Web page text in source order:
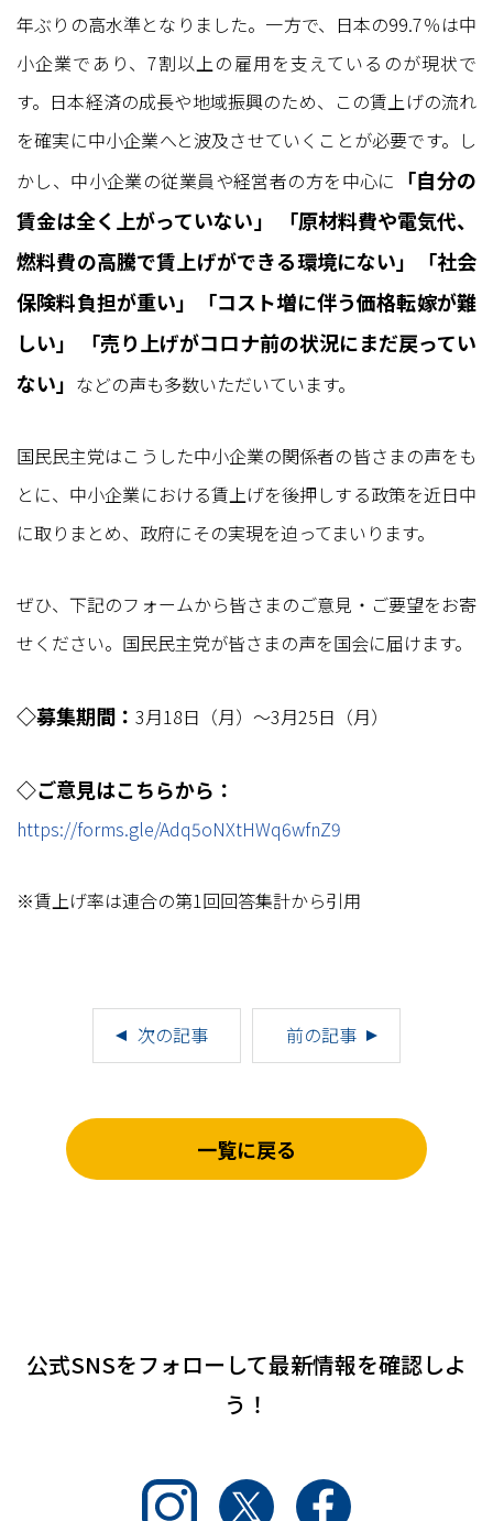
年ぶりの高水準となりました。一方で、日本の99.7％は中
小企業であり、7割以上の雇用を支えているのが現状で
す。日本経済の成長や地域振興のため、この賃上げの流れ
を確実に中小企業へと波及させていくことが必要です。し
かし、中小企業の従業員や経営者の方を中心に 「自分の
賃金は全く上がっていない」 「原材料費や電気代、
燃料費の高騰で賃上げができる環境にない」「社会
保険料負担が重い」「コスト増に伴う価格転嫁が難
しい」 「売り上げがコロナ前の状況にまだ戻ってい
ない」 などの声も多数いただいています。
国民民主党はこうした中小企業の関係者の皆さまの声をも
とに、中小企業における賃上げを後押しする政策を近日中
に取りまとめ、政府にその実現を迫ってまいります。
ぜひ、下記のフォームから皆さまのご意見・ご要望をお寄
せください。国民民主党が皆さまの声を国会に届けます。
◇募集期間： 3月18日（月）～3月25日（月）
◇ご意見はこちらから：
https://forms.gle/Adq5oNXtHWq6wfnZ9
※賃上げ率は連合の第1回回答集計から引用
次の記事 前の記事
一覧に戻る
公式SNSをフォローして最新情報を確認しよ
う！
Instagram Twitter